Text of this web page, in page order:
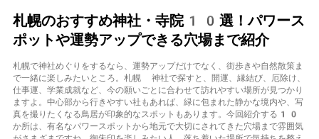
札幌のおすすめ神社・寺院10選！パワース
ポットや運勢アップできる穴場まで紹介
札幌で神社めぐりをするなら、運勢アップだけでなく、街歩きや自然散策ま
で一緒に楽しみたいところ。札幌 神社で探すと、開運、縁結び、厄除け、
仕事運、学業成就など、今の願いごとに合わせて訪れやすい場所が見つかり
ますよ。中心部から行きやすい社もあれば、緑に包まれた静かな境内や、写
真を撮りたくなる鳥居が印象的なスポットもあります。今回紹介する10
か所は、有名なパワースポットから地元で大切にされてきた穴場まで雰囲気